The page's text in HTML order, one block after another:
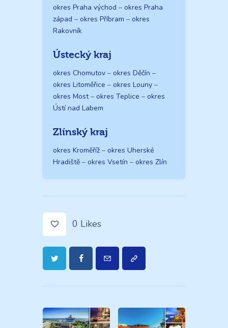
okres Praha východ – okres Praha
západ – okres Příbram – okres
Rakovník
Ústecký kraj
okres Chomutov – okres Děčín –
okres Litoměřice – okres Louny –
okres Most– okres Teplice – okres
Ústí nad Labem
Zlínský kraj
okres Kroměříž – okres Uherské
Hradiště – okres Vsetín – okres Zlín
0 Likes
Navigace